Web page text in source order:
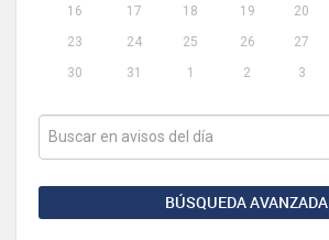
16
17 18 19 20
23
24 25 26 27
30
31 1 2 3
BÚSQUEDA AVANZADA